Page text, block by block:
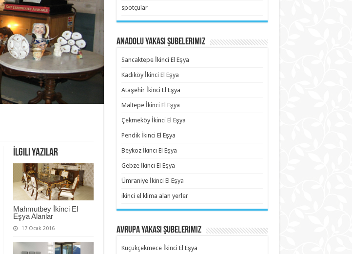
İlgili Yazılar
Mahmutbey İkinci El
Eşya Alanlar
17 Ocak 2016
spotçular
Anadolu Yakası Şubelerimiz
Sancaktepe İkinci El Eşya
Kadıköy İkinci El Eşya
Ataşehir İkinci El Eşya
Maltepe İkinci El Eşya
Çekmeköy İkinci El Eşya
Pendik İkinci El Eşya
Beykoz İkinci El Eşya
Gebze İkinci El Eşya
Ümraniye İkinci El Eşya
ikinci el klima alan yerler
Avrupa Yakası Şubelerimiz
Küçükçekmece İkinci El Eşya